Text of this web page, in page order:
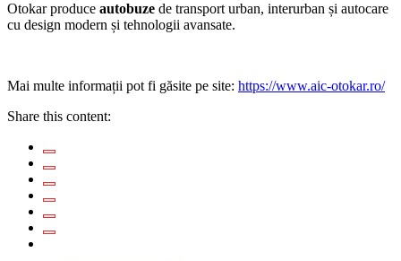
Otokar produce autobuze de transport urban, interurban și autocare
cu design modern și tehnologii avansate.
Mai multe informații pot fi găsite pe site: https://www.aic-otokar.ro/
Share this content: